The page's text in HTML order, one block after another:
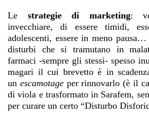
Le strategie di marketing:
invecchiare, di essere timidi,
adolescenti, essere in meno
disturbi che si tramutano in
farmaci -sempre gli stessi- spesso
magari il cui brevetto è in
un escamotageper rinnovarlo (è il
di viola e trasformato in Sarafem,
per curare un certo “Disturbo